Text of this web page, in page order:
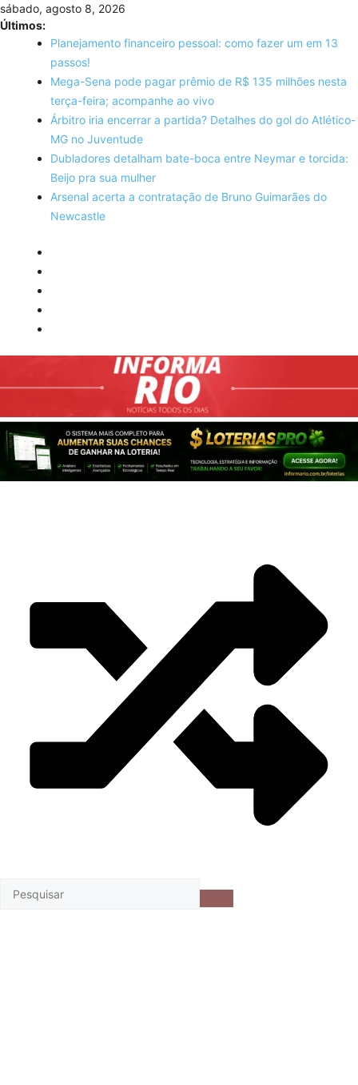
Skip
to
content
sábado, agosto 8, 2026
Últimos:
Planejamento financeiro pessoal: como fazer um em 13
passos!
Mega-Sena pode pagar prêmio de R$ 135 milhões nesta
terça-feira; acompanhe ao vivo
Árbitro iria encerrar a partida? Detalhes do gol do Atlético-
MG no Juventude
Dubladores detalham bate-boca entre Neymar e torcida:
Beijo pra sua mulher
Arsenal acerta a contratação de Bruno Guimarães do
Newcastle